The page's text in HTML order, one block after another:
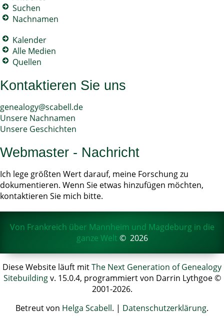
Suchen
Nachnamen
Kalender
Alle Medien
Quellen
Kontaktieren Sie uns
genealogy@scabell.de
Unsere Nachnamen
Unsere Geschichten
Webmaster - Nachricht
Ich lege größten Wert darauf, meine Forschung zu
dokumentieren. Wenn Sie etwas hinzufügen möchten,
kontaktieren Sie mich bitte.
Von Frankreich über Mannheim und Magdeburg in die
ganze Welt © 2026
Diese Website läuft mitThe Next Generation of Genealogy
Sitebuildingv. 15.0.4, programmiert von Darrin Lythgoe ©
2001-2026.
Betreut von Helga Scabell. | Datenschutzerklärung.